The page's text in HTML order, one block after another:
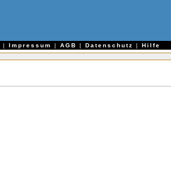
| Impressum | AGB | Datenschutz | Hilfe